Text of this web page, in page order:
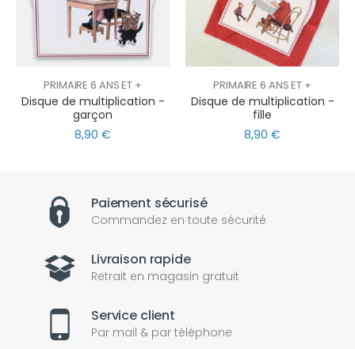
PRIMAIRE 6 ANS ET +
Disque de multiplication -
garçon
8,90 €
PRIMAIRE 6 ANS ET +
Disque de multiplication -
fille
8,90 €
Paiement sécurisé
Commandez en toute sécurité
Livraison rapide
Retrait en magasin gratuit
Service client
Par mail & par téléphone